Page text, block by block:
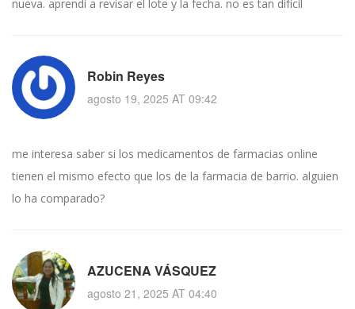
nueva. aprendí a revisar el lote y la fecha. no es tan difícil
Robin Reyes
agosto 19, 2025 AT 09:42
me interesa saber si los medicamentos de farmacias online
tienen el mismo efecto que los de la farmacia de barrio. alguien
lo ha comparado?
AZUCENA VÁSQUEZ
agosto 21, 2025 AT 04:40